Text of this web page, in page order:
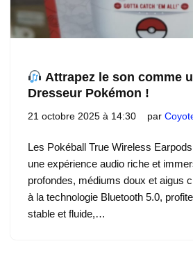
Attrapez le son comme
Dresseur Pokémon !
21 octobre 2025 à 14:30 par
Les Pokéball True Wireless
une expérience audio riche et
profondes, médiums doux et aigus
à la technologie Bluetooth 5.0,
stable et fluide,…